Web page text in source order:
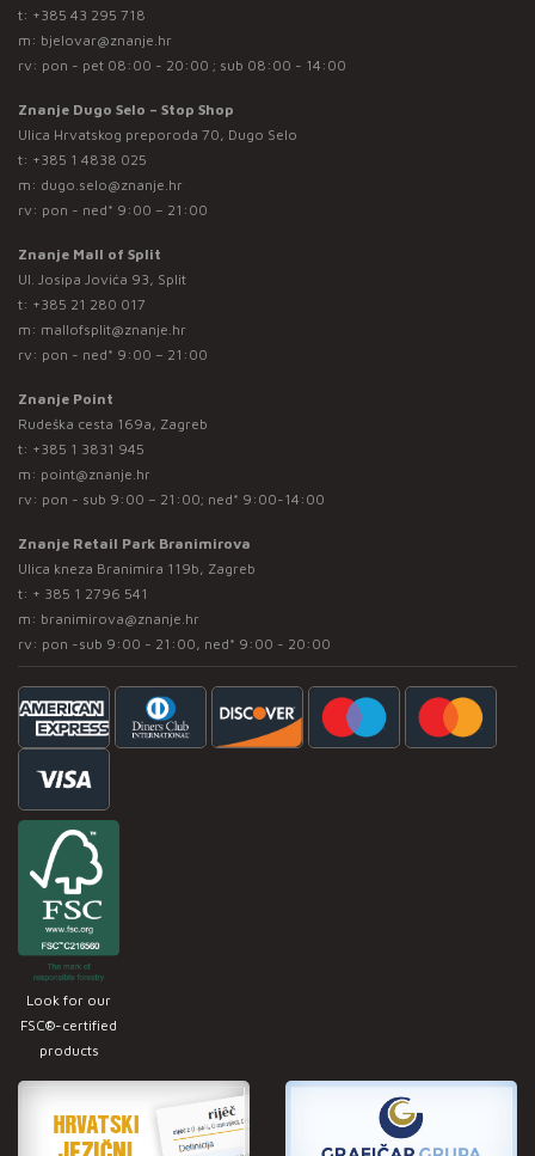
t: +385 43 295 718
m: bjelovar@znanje.hr
rv: pon - pet 08:00 - 20:00 ; sub 08:00 - 14:00
Znanje Dugo Selo – Stop Shop
Ulica Hrvatskog preporoda 70, Dugo Selo
t: +385 1 4838 025
m: dugo.selo@znanje.hr
rv: pon - ned* 9:00 – 21:00
Znanje Mall of Split
Ul. Josipa Jovića 93, Split
t: +385 21 280 017
m: mallofsplit@znanje.hr
rv: pon - ned* 9:00 – 21:00
Znanje Point
Rudeška cesta 169a, Zagreb
t: +385 1 3831 945
m: point@znanje.hr
rv: pon - sub 9:00 – 21:00; ned* 9:00-14:00
Znanje Retail Park Branimirova
Ulica kneza Branimira 119b, Zagreb
t: + 385 1 2796 541
m: branimirova@znanje.hr
rv: pon -sub 9:00 - 21:00, ned* 9:00 - 20:00
Look for our
FSC®-certified
products